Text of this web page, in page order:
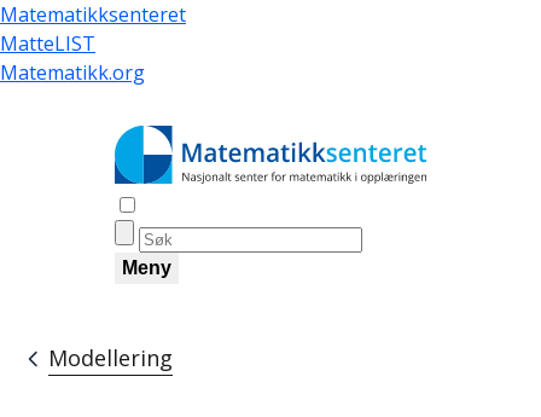
Hopp
til
hovedinnhold
Matematikksenteret
MatteLIST
Matematikk.org
Meny
Navigasjonssti
Modellering